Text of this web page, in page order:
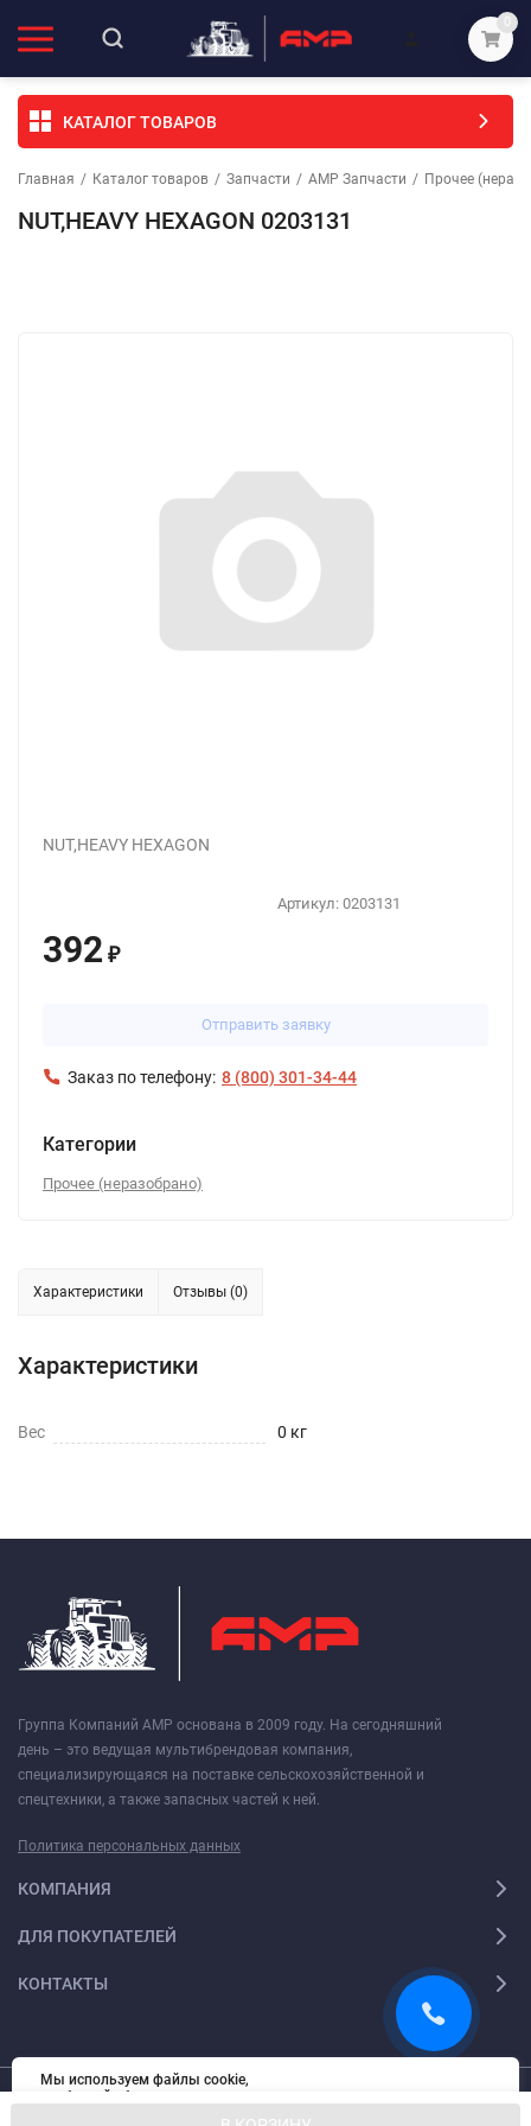
0
КАТАЛОГ ТОВАРОВ
Главная / Каталог товаров / Запчасти / АМР Запчасти / Прочее
NUT,HEAVY HEXAGON 0203131
NUT,HEAVY HEXAGON
Артикул: 0203131
392 ₽
Отправить заявку
Заказ по телефону: 8 (800) 301-34-44
Категории
Прочее (неразобрано)
Характеристики Отзывы (0)
Характеристики
Вес 0 кг
Группа Компаний АМР основана в 2009 году. На сегодняшний
день – это ведущая мультибрендовая компания,
специализирующаяся на поставке сельскохозяйственной и
спецтехники, а также запасных частей к ней.
Политика персональных данных
КОМПАНИЯ
ДЛЯ ПОКУПАТЕЛЕЙ
КОНТАКТЫ
Мы используем файлы cookie,
чтобы сайт был лучше для вас.
OK